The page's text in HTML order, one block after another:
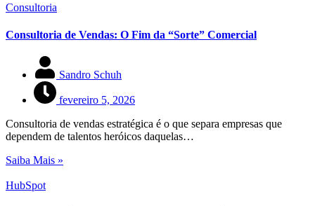
Consultoria
Consultoria de Vendas: O Fim da “Sorte” Comercial
Sandro Schuh
fevereiro 5, 2026
Consultoria de vendas estratégica é o que separa empresas que
dependem de talentos heróicos daquelas…
Saiba Mais »
HubSpot